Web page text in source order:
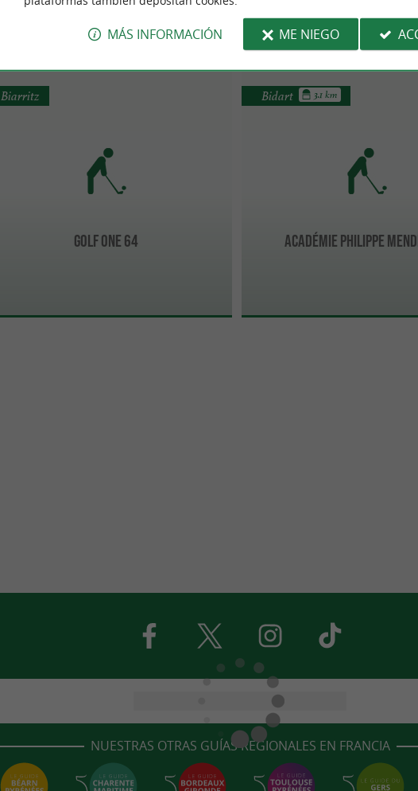
GOLF ONE 64
Biarritz
Académie Philippe
Bidart 3.1 km
NUESTRAS OTRAS GUÍAS REGIONALES EN FRANCIA
MÁS INFORMACIÓN ME NIEGO